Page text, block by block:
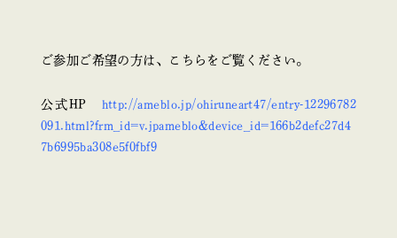
ご参加ご希望の方は、こちらをご覧ください。
公式HP http://ameblo.jp/ohiruneart47/entry-12296782
091.html?frm_id=v.jpameblo&device_id=166b2defc27d4
7b6995ba308e5f0fbf9